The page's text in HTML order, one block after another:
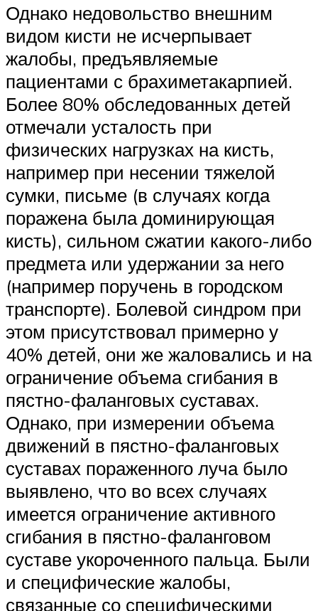
Однако недовольство внешним
видом кисти не исчерпывает
жалобы, предъявляемые
пациентами с брахиметакарпией.
Более 80% обследованных детей
отмечали усталость при
физических нагрузках на кисть,
например при несении тяжелой
сумки, письме (в случаях когда
поражена была доминирующая
кисть), сильном сжатии какого-либо
предмета или удержании за него
(например поручень в городском
транспорте). Болевой синдром при
этом присутствовал примерно у
40% детей, они же жаловались и на
ограничение объема сгибания в
пястно-фаланговых суставах.
Однако, при измерении объема
движений в пястно-фаланговых
суставах пораженного луча было
выявлено, что во всех случаях
имеется ограничение активного
сгибания в пястно-фаланговом
суставе укороченного пальца. Были
и специфические жалобы,
связанные со специфическими